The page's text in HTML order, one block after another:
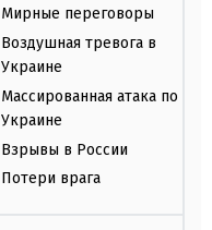
Мирные переговоры
Воздушная тревога в
Украине
Массированная атака по
Украине
Взрывы в России
Потери врага